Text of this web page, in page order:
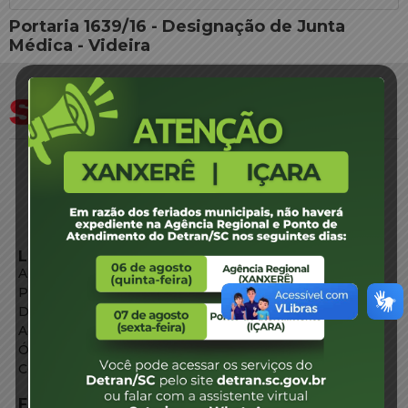
Portaria 1639/16 - Designação de Junta
Médica - Videira
LINKS EXTERNOS
Agência de Notícias
Portal de Serviços
Diário Oficial
Acesso à Informação
Órgãos do Governo
Conheça SC
FALE CONOSCO